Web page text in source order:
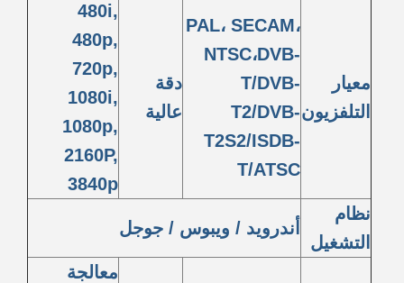
معيار
التلفزيون
PAL، SECAM،
NTSC،DVB-
T/DVB-
T2/DVB-
T2S2/ISDB-
T/ATSC
دقة
عالية
480i,
480p,
720p,
1080i,
1080p,
2160P,
3840p
نظام
التشغيل
أندرويد / ويبوس / جوجل
معالجة